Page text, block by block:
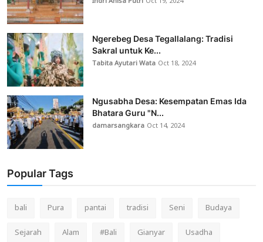
Ngerebeg Desa Tegallalang: Tradisi
Sakral untuk Ke...
Tabita Ayutari Wata Oct 18, 2024
Ngusabha Desa: Kesempatan Emas Ida
Bhatara Guru "N...
damarsangkara Oct 14, 2024
Popular Tags
bali Pura pantai tradisi Seni
Budaya
Sejarah
Alam #Bali Gianyar
Usadha